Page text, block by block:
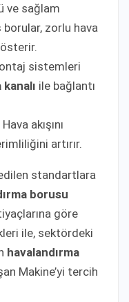
ve sağlam
zorlu hava
sistemleri
ile bağlantı
Hava akışını
artırır.
standartlara
borusu
göre
ile, sektördeki
havalandırma
Makine’yi tercih